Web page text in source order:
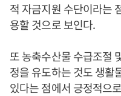
적 자금지원 수단이라는
용할 것으로 보인다.
또 농축수산물 수급조절
정을 유도하는 것도 생활
있다는 점에서 긍정적으